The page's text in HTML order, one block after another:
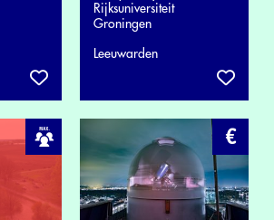
Rijksuniversiteit
Groningen
Leeuwarden